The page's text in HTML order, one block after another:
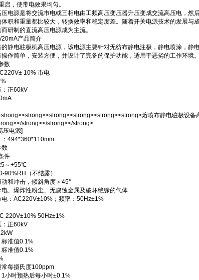
启，使带电效果均匀。
电源是将交流市电或三相电由工频高压变压器升压变成交流高压电，然
积和重量都比较大，转换效率和稳定度差。随着开关电源技术的发展与
研制的直流高压电源成为主流。
产品简介
静电驻极机高压电源，该电源主要针对无纺布静电注极，静电喷涂，静
作简单，安装方便，并设计了完备的保护功能，适用于恶劣的工作环境。
数
10% 市电
：正60kV
压电源]
：494*360*110mm
数
件
～+55℃
90%RH（不结露）
和冲击，倾斜角度＞45°
、爆炸性粉尘、无腐蚀金属及破坏绝缘的气体
电：AC220V±10%；频率：50Hz±1%
220V±10% 50Hz±1%
：正60kV
准值0.1%
准值0.1%
每摄氏度100ppm
小时预热后每小时±0.1%